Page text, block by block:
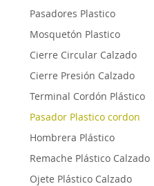
Pasadores Plastico
Mosquetón Plastico
Cierre Circular Calzado
Cierre Presión Calzado
Terminal Cordón Plástico
Pasador Plastico cordon
Hombrera Plástico
Remache Plástico Calzado
Ojete Plástico Calzado